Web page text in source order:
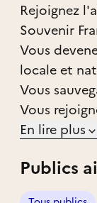
Rejoignez
Souvenir
Vous
locale et
Vous
Vous
associations
Souvenir
En lire plus
Publics